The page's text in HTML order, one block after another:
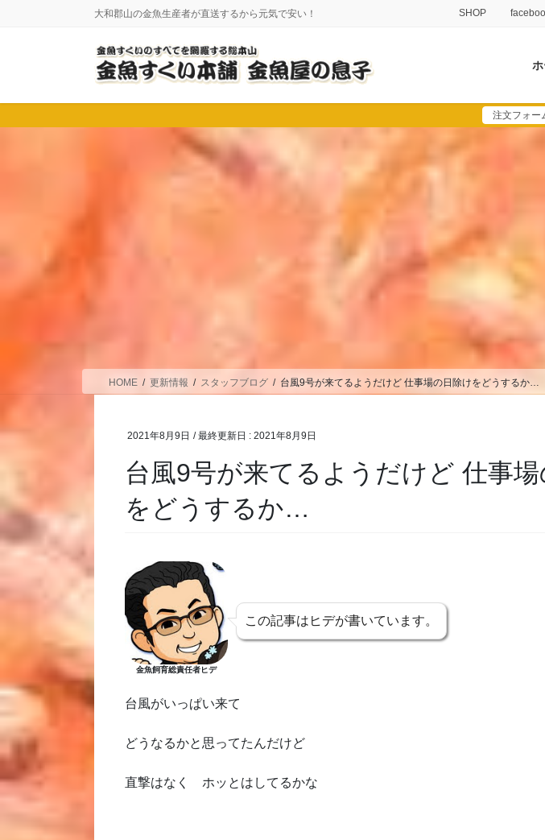
に
移
ョ
ン
大和郡山の金魚生産者が直送するから元気で安い！ SHOP
注文フォー
HOME 更新情報 スタッフブログ 台風9号が来てるようだけど 仕事場の日除けをどうするか…
2021年8月9日 / 最終更新日 :2021年8月9日
台風9号が来てるようだけど 仕事
をどうするか…
金魚飼育総責任者ヒデ
この記事はヒデが書いています。
台風がいっぱい来て
どうなるかと思ってたんだけど
直撃はなく ホッとはしてるかな